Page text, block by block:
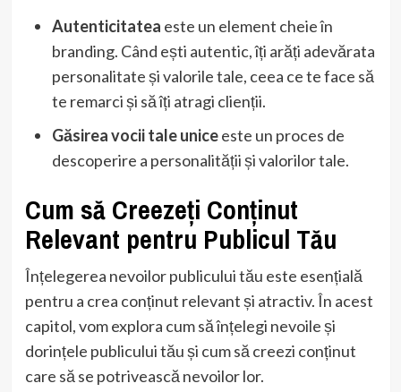
Autenticitatea este un element cheie în
branding. Când ești autentic, îți arăți adevărata
personalitate și valorile tale, ceea ce te face să
te remarci și să îți atragi clienții.
Găsirea vocii tale uniceeste un proces de
descoperire a personalității și valorilor tale.
Cum să Creezeți Conținut
Relevant pentru Publicul Tău
Înțelegerea nevoilor publicului tău este esențială
pentru a crea conținut relevant și atractiv. În acest
capitol, vom explora cum să înțelegi nevoile și
dorințele publicului tău și cum să creezi conținut
care să se potrivească nevoilor lor.